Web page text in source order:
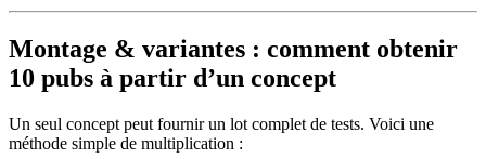
Montage & variantes : comment obtenir
10 pubs à partir d’un concept
Un seul concept peut fournir un lot complet de tests. Voici une
méthode simple de multiplication :